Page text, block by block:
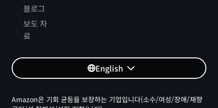
블로그
보도 자
료
English
Amazon은 기회 균등을 보장하는 기업입니다(소수/여성/장애/재향